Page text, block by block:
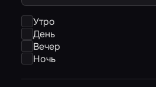
Утро
День
Вечер
Ночь